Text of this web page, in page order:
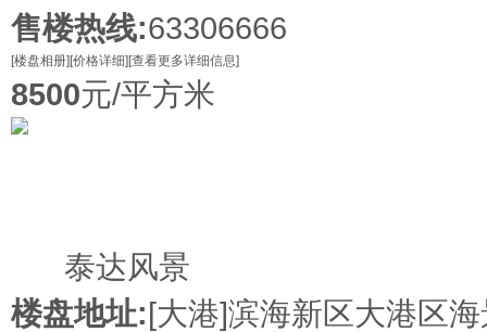
售楼热线:63306666
[楼盘相册] [价格详细] [查看更多详细信息]
8500元/平方米
泰达风景
楼盘地址:[大港]滨海新区大港区